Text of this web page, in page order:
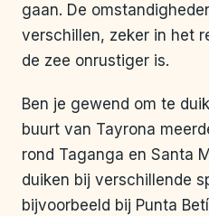
gaan. De
verschillen, zeker in het
de zee onrustiger is.
Ben je gewend om te
buurt van Tayrona
rond Taganga en Santa
duiken bij verschillende
bijvoorbeeld bij Punta